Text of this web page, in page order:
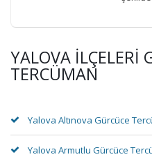
YALOVA İLÇELERI
TERCÜMAN
Yalova Altınova Gürcüce
Yalova Armutlu Gürcüce